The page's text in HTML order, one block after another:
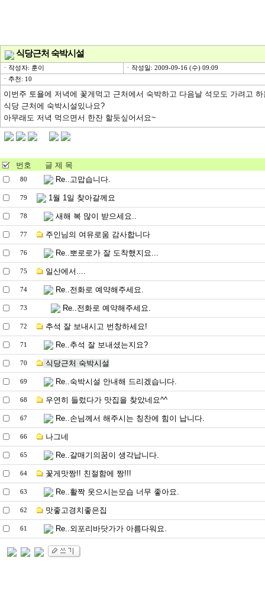
식당근처 숙박시설
ㆍ작성자: 훈이
ㆍ작성일: 2009-09-16 (수) 09:09
ㆍ추천: 10
이번주 토욜에 저녁에 꽃게먹고 근처에서 숙박하고 다음날 석모도 가려고 하
식당 근처에 숙박시설있나요?
아무래도 저녁 먹으면서 한잔 할듯싶어서요~
번호 글 제 목
80 Re..고맙습니다.
79 1월 1일 찾아갈께요
78 새해 복 많이 받으세요..
77 주인님의 여유로움 감사합니다
76 Re..뽀로로가 잘 도착했지요...
75 일산에서....
74 Re..전화로 예약해주세요.
73 Re..전화로 예약해주세요.
72 추석 잘 보내시고 번창하세요!
71 Re..추석 잘 보내셨는지요?
70 식당근처 숙박시설
69 Re..숙박시설 안내해 드리겠습니다.
68 우연히 들렀다가 맛집을 찾았네요^^
67 Re..손님께서 해주시는 칭찬에 힘이 납니다.
66 나그네
65 Re..갈매기의꿈이 생각납니다.
64 꽃게맛짱!! 친절함에 짱!!!
63 Re..활짝 웃으시는모습 너무 좋아요.
62 맛좋고경치좋은집
61 Re..외포리바닷가가 아름다워요.